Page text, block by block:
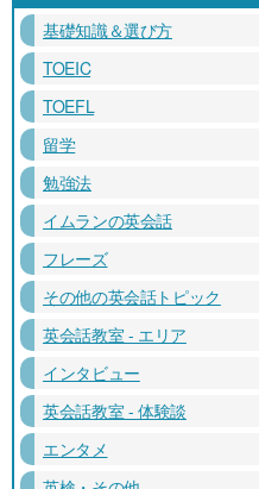
基礎知識＆選び方
TOEIC
TOEFL
留学
勉強法
イムランの英会話
フレーズ
その他の英会話トピック
英会話教室 - エリア
インタビュー
英会話教室 - 体験談
エンタメ